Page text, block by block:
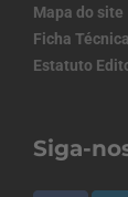
Mapa do site
Ficha Técnica
Estatuto
Siga-